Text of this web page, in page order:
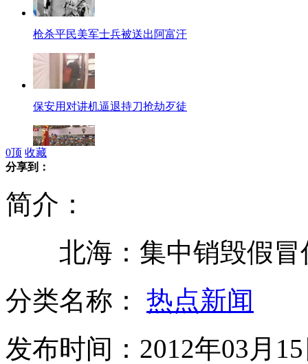
枪杀平民美军士兵被送出阿富汗
保安用对讲机逼退持刀抢劫歹徒
美日欧为什么在稀土上对中国"做文章"
0顶 收藏
分享到：
简介：
北海：集中销毁假冒
分类名称： 热点新闻
发布时间：2012年03月